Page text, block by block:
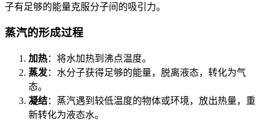
子有足够的能量克服分子间的吸引力。
蒸汽的形成过程
加热：将水加热到沸点温度。
蒸发：水分子获得足够的能量，脱离液态，转化为气
态。
凝结：蒸汽遇到较低温度的物体或环境，放出热量，重
新转化为液态水。